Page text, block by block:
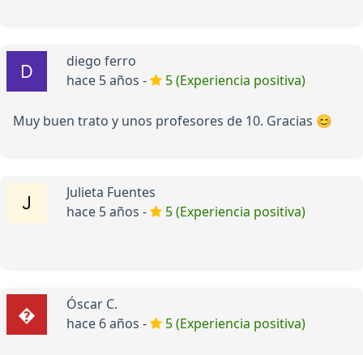
diego ferro
hace 5 años -
5 (Experiencia positiva)
Muy buen trato y unos profesores de 10. Gracias 😊
Julieta Fuentes
hace 5 años -
5 (Experiencia positiva)
Óscar C.
hace 6 años -
5 (Experiencia positiva)